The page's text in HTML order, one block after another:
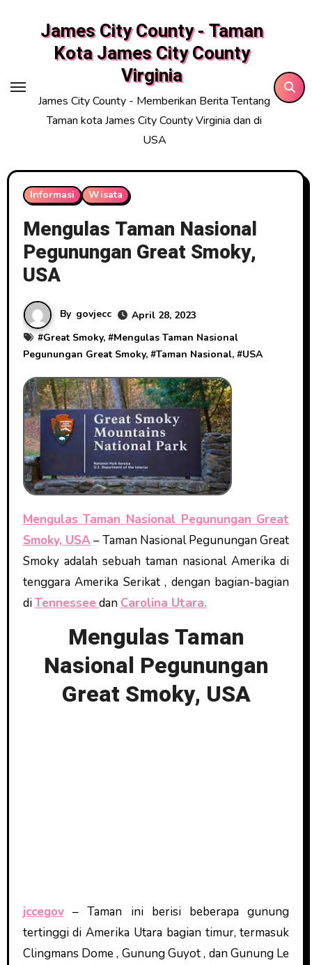
James City County - Taman
Kota James City County
Virginia
James City County - Memberikan Berita Tentang
Taman kota James City County Virginia dan di
USA
Informasi Wisata
Mengulas Taman Nasional
Pegunungan Great Smoky,
USA
By govjecc
April 28, 2023
#Great Smoky, #Mengulas Taman Nasional
Pegunungan Great Smoky, #Taman Nasional, #USA
Mengulas Taman Nasional Pegunungan Great
Smoky, USA – Taman Nasional Pegunungan Great
Smoky adalah sebuah taman nasional Amerika di
tenggara Amerika Serikat , dengan bagian-bagian
diTennessee dan Carolina Utara.
Mengulas Taman
Nasional Pegunungan
Great Smoky, USA
jccegov– Taman ini berisi beberapa gunung
tertinggi di Amerika Utara bagian timur, termasuk
Clingmans Dome , Gunung Guyot , dan Gunung Le